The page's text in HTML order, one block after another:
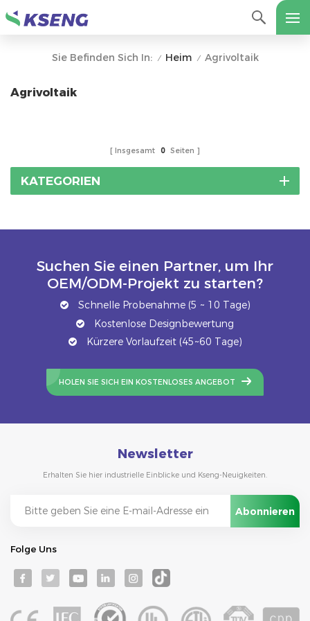
Sie Befinden Sich In: / Heim / Agrivoltaik
Agrivoltaik
Insgesamt 0 Seiten
KATEGORIEN
Suchen Sie einen Partner, um Ihr
OEM/ODM-Projekt zu starten?
Schnelle Probenahme (5 ~ 10 Tage)
Kostenlose Designbewertung
Kürzere Vorlaufzeit (45~60 Tage)
HOLEN SIE SICH EIN KOSTENLOSES ANGEBOT
Newsletter
Erhalten Sie hier industrielle Einblicke und Kseng-Neuigkeiten.
Folge Uns